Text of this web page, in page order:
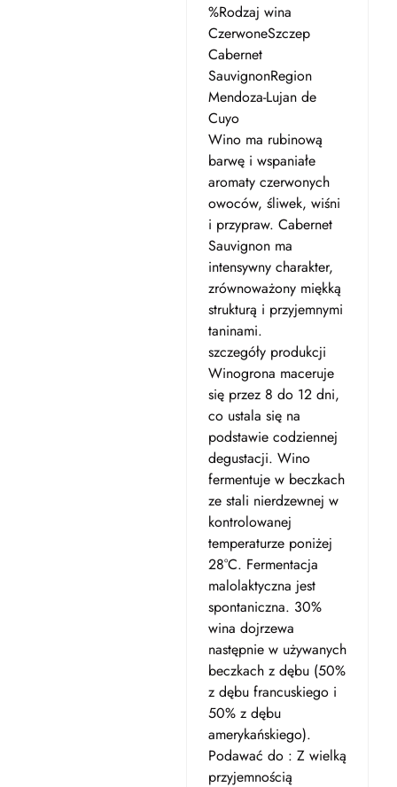
%Rodzaj wina
CzerwoneSzczep
Cabernet
SauvignonRegion
Mendoza-Lujan de
Cuyo
Wino ma rubinową
barwę i wspaniałe
aromaty czerwonych
owoców, śliwek, wiśni
i przypraw. Cabernet
Sauvignon ma
intensywny charakter,
zrównoważony miękką
strukturą i przyjemnymi
taninami.
szczegóły produkcji
Winogrona maceruje
się przez 8 do 12 dni,
co ustala się na
podstawie codziennej
degustacji. Wino
fermentuje w beczkach
ze stali nierdzewnej w
kontrolowanej
temperaturze poniżej
28°C. Fermentacja
malolaktyczna jest
spontaniczna. 30%
wina dojrzewa
następnie w używanych
beczkach z dębu (50%
z dębu francuskiego i
50% z dębu
amerykańskiego).
Podawać do : Z wielką
przyjemnością